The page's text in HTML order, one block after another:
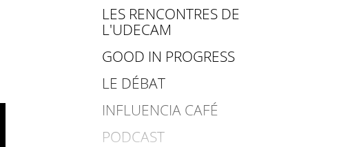
LES RENCONTRES DE
L'UDECAM
GOOD IN PROGRESS
LE DÉBAT
INFLUENCIA CAFÉ
PODCAST